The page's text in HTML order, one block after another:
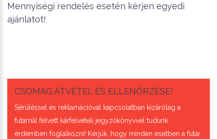
Mennyiségi rendelés esetén kérjen egyedi
ajánlatot!
CSOMAG ÁTVÉTEL ÉS ELLENŐRZÉSE!
Sérüléssel és reklamációval kapcsolatban kizárólag a
futárnál felvett kárfelvételi jegyzőkönyvvel tudunk
érdemben foglalkozni! Kérjük, hogy minden esetben a futár